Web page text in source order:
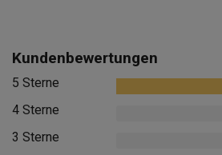
Kundenbewertungen
5 Sterne
4 Sterne
3 Sterne